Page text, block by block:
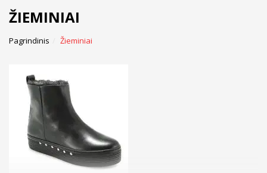
ŽIEMINIAI
Pagrindinis Žieminiai